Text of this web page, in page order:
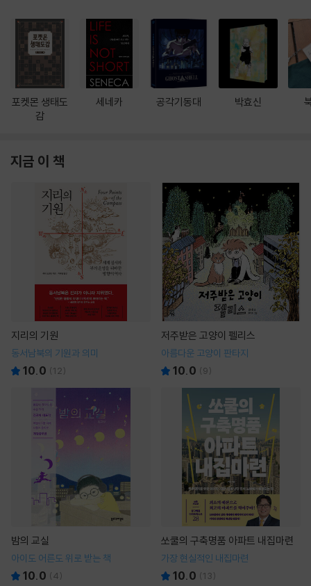
포켓몬 생태도
감
세네카 공각기동대 박효신
지금 이 책
지리의 기원
동서남북의 기원과 의미
10.0 (12)
저주받은 고양이 펠리스
아름다운 고양이 판타지
10.0 (9)
밤의 교실
아이도 어른도 위로 받는 책
10.0 (4)
쏘쿨의 구축명품 아파트 내집마련
가장 현실적인 내집마련
10.0 (13)